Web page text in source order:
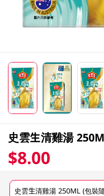
史雲生清雞湯
$8.00